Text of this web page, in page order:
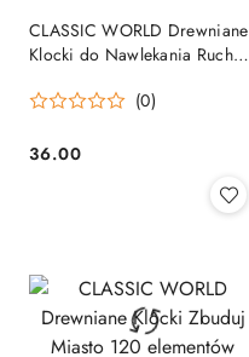
CLASSIC WORLD Drewniane
Klocki do Nawlekania Ruch
(0)
Cena:
36.00